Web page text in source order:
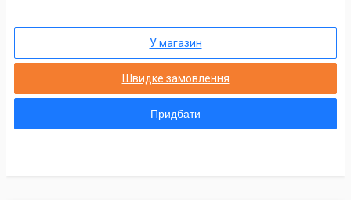
У магазин
Швидке замовлення
Придбати